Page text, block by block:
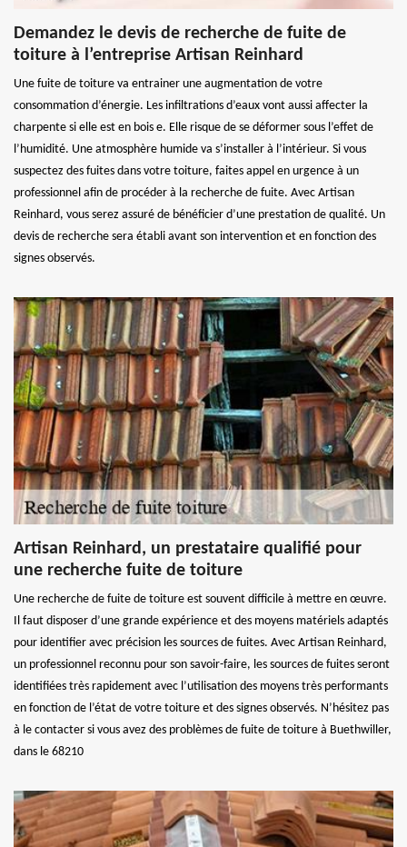
Demandez le devis de recherche de fuite de
toiture à l’entreprise Artisan Reinhard
Une fuite de toiture va entrainer une augmentation de votre
consommation d’énergie. Les infiltrations d’eaux vont aussi affecter la
charpente si elle est en bois e. Elle risque de se déformer sous l’effet de
l’humidité. Une atmosphère humide va s’installer à l’intérieur. Si vous
suspectez des fuites dans votre toiture, faites appel en urgence à un
professionnel afin de procéder à la recherche de fuite. Avec Artisan
Reinhard, vous serez assuré de bénéficier d’une prestation de qualité. Un
devis de recherche sera établi avant son intervention et en fonction des
signes observés.
Artisan Reinhard, un prestataire qualifié pour
une recherche fuite de toiture
Une recherche de fuite de toiture est souvent difficile à mettre en œuvre.
Il faut disposer d’une grande expérience et des moyens matériels adaptés
pour identifier avec précision les sources de fuites. Avec Artisan Reinhard,
un professionnel reconnu pour son savoir-faire, les sources de fuites seront
identifiées très rapidement avec l’utilisation des moyens très performants
en fonction de l’état de votre toiture et des signes observés. N’hésitez pas
à le contacter si vous avez des problèmes de fuite de toiture à Buethwiller,
dans le 68210